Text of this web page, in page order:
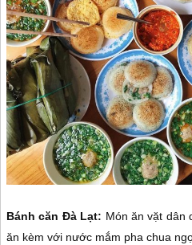
Bánh căn Đà Lạt: Món ăn vặt dân
ăn kèm với nước mắm pha chua